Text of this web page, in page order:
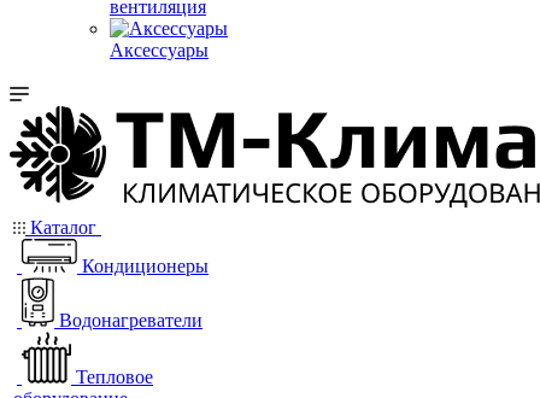
вентиляция
Аксессуары
Каталог
Кондиционеры
Водонагреватели
Тепловое